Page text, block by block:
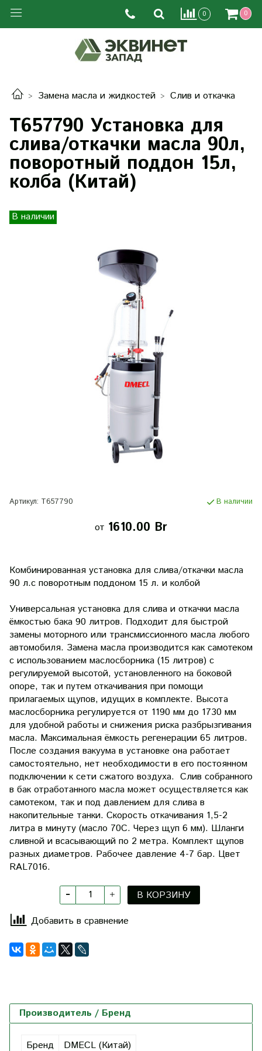
0 0
Замена масла и жидкостей Слив и откачка
T657790 Установка для
слива/откачки масла 90л,
поворотный поддон 15л,
колба (Китай)
В наличии
Артикул: T657790 В наличии
от 1610.00 Br
Комбинированная установка для слива/откачки масла
90 л.с поворотным поддоном 15 л. и колбой
Универсальная установка для слива и откачки масла
ёмкостью бака 90 литров. Подходит для быстрой
замены моторного или трансмиссионного масла любого
автомобиля. Замена масла производится как самотеком
с использованием маслосборника (15 литров) с
регулируемой высотой, установленного на боковой
опоре, так и путем откачивания при помощи
прилагаемых щупов, идущих в комплекте. Высота
маслосборника регулируется от 1190 мм до 1730 мм
для удобной работы и снижения риска разбрызгивания
масла. Максимальная ёмкость регенерации 65 литров.
После создания вакуума в установке она работает
самостоятельно, нет необходимости в его постоянном
подключении к сети сжатого воздуха. Слив собранного
в бак отработанного масла может осуществляется как
самотеком, так и под давлением для слива в
накопительные танки. Скорость откачивания 1,5-2
литра в минуту (масло 70С. Через щуп 6 мм). Шланги
сливной и всасывающий по 2 метра. Комплект щупов
разных диаметров. Рабочее давление 4-7 бар. Цвет
RAL7016.
В КОРЗИНУ
Добавить в сравнение
Производитель / Бренд
Бренд DMECL (Китай)